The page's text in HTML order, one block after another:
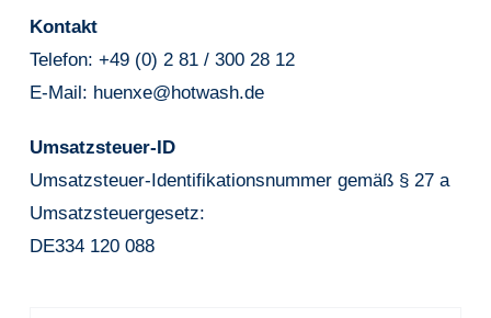
Kontakt
Telefon: +49 (0) 2 81 / 300 28 12
E-Mail: huenxe@hotwash.de
Umsatzsteuer-ID
Umsatzsteuer-Identifikationsnummer gemäß § 27 a
Umsatzsteuergesetz:
DE334 120 088